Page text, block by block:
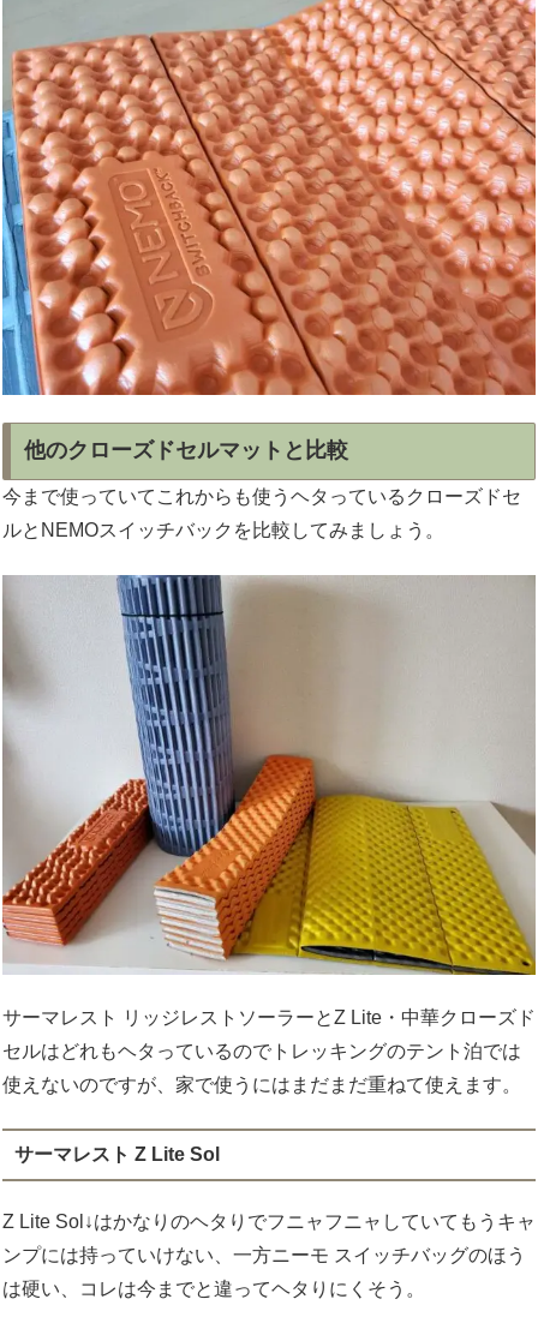
他のクローズドセルマットと比較
今まで使っていてこれからも使うヘタっているクローズドセ
ルとNEMOスイッチバックを比較してみましょう。
サーマレスト リッジレストソーラーとZ Lite・中華クローズド
セルはどれもヘタっているのでトレッキングのテント泊では
使えないのですが、家で使うにはまだまだ重ねて使えます。
サーマレスト Z Lite Sol
Z Lite Sol↓はかなりのヘタりでフニャフニャしていてもうキャ
ンプには持っていけない、一方ニーモ スイッチバッグのほう
は硬い、コレは今までと違ってヘタりにくそう。